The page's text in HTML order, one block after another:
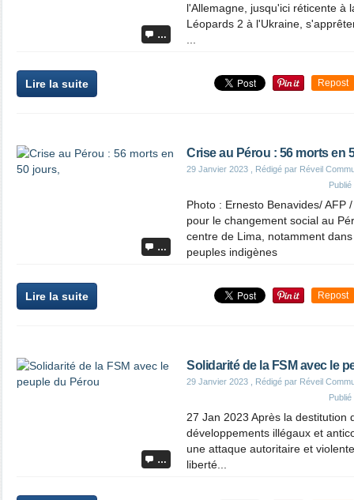
…
l'Allemagne, jusqu'ici réticente à
Léopards 2 à l'Ukraine,
Lire la suite Repost
…
Crise au Pérou : 56 morts en
29 Janvier 2023 , Rédigé par Réveil
Photo : Ernesto Benavides/ AFP
pour le changement social au
centre de Lima, notamment
peuples indigènes
Lire la suite Repost
…
Solidarité de la FSM avec le
29 Janvier 2023 , Rédigé par Réveil
27 Jan 2023 Après la destitution
développements illégaux et
une attaque autoritaire et
liberté...